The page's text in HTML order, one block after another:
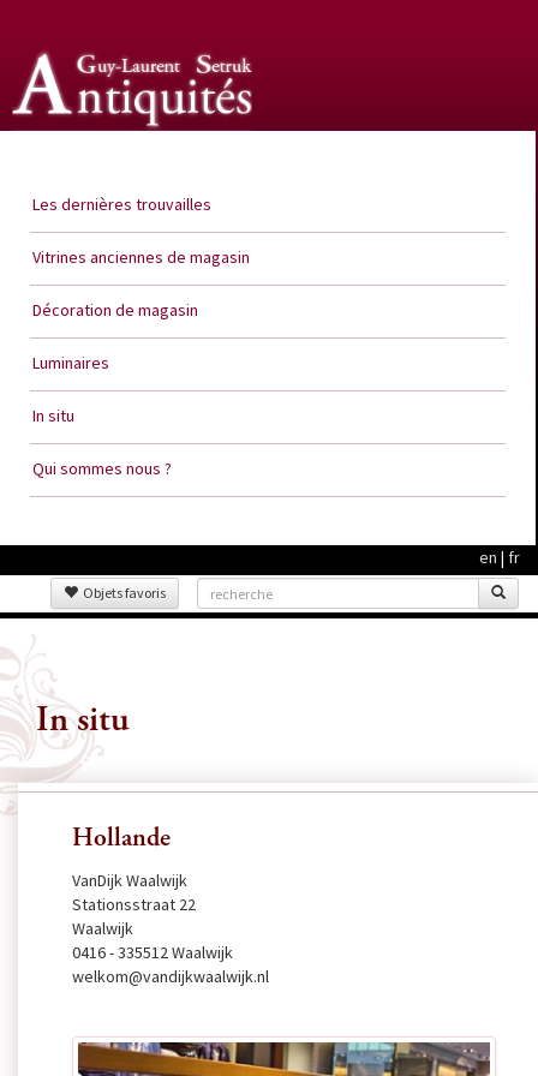
Les dernières trouvailles
Vitrines anciennes de magasin
Décoration de magasin
Luminaires
In situ
Qui sommes nous ?
en | fr
Objets favoris
In situ
Hollande
VanDijk Waalwijk
Stationsstraat 22
Waalwijk
0416 - 335512 Waalwijk
welkom@vandijkwaalwijk.nl